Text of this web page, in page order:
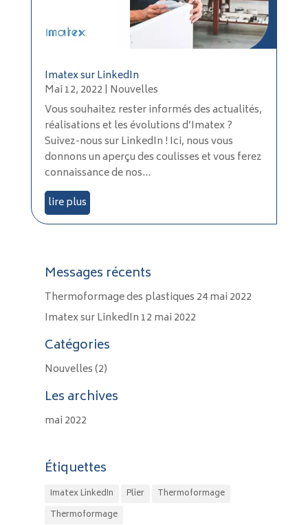
Imatex sur LinkedIn
Mai 12, 2022 | Nouvelles
Vous souhaitez rester informés des actualités,
réalisations et les évolutions d’Imatex ?
Suivez-nous sur LinkedIn ! Ici, nous vous
donnons un aperçu des coulisses et vous ferez
connaissance de nos...
lire plus
Messages récents
Thermoformage des plastiques 24 mai 2022
Imatex sur LinkedIn 12 mai 2022
Catégories
Nouvelles(2)
Les archives
mai 2022
Étiquettes
Imatex LinkedIn Plier
Thermoformage
Thermoformage